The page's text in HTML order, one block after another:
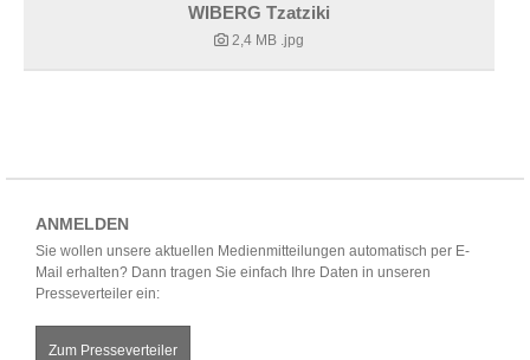
WIBERG Tzatziki
2,4 MB .jpg
ANMELDEN
Sie wollen unsere aktuellen Medienmitteilungen automatisch per E-
Mail erhalten? Dann tragen Sie einfach Ihre Daten in unseren
Presseverteiler ein:
Zum Presseverteiler